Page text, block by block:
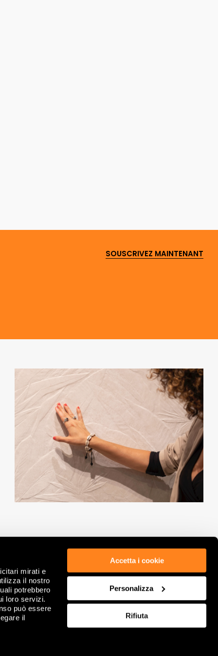
mirati e
il nostro
potrebbero
loro servizi.
può essere
il
Accetta i cookie
Personalizza
Rifiuta
SOUSCRIVEZ MAINTENANT
ÉTHIQUE ET CONFORMITÉ
NOTES LÉGALES
INFORMATIONS SOCIÉTÉ
GÉNÉRALES DE VENTE
CONTACTS
POLITIQUE DE CONFIDENTIALITÉ